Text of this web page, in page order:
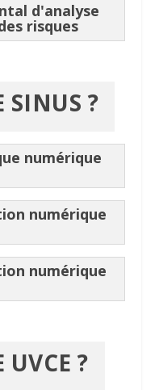
d'analyse
risques
SINUS ?
numérique
numérique
numérique
UVCE ?